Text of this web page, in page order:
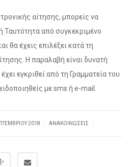
αίτησης, μπορείς να
Ταυτότητα από συγκεκριμένο
θα έχεις επιλέξει κατά τη
Η παραλαβή είναι δυνατή
εγκριθεί από τη Γραμματεία του
με sms ή e-mail.
2018 ΑΝΑΚΟΙΝΏΣΕΙΣ